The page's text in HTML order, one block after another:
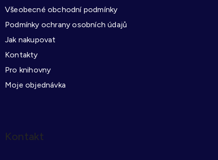
v
k
Všeobecné obchodní podmínky
Podmínky ochrany osobních údajů
Jak nakupovat
Kontakty
Pro knihovny
Moje objednávka
Kontakt